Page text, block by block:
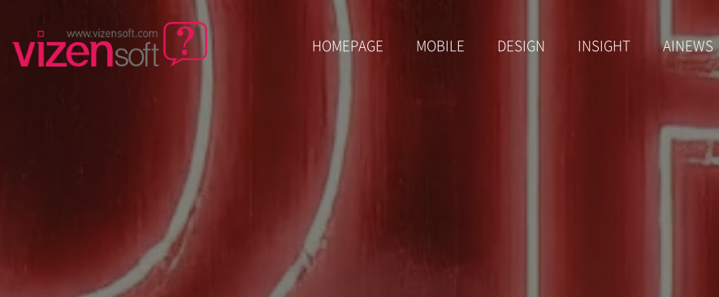
HOMEPAGE MOBILE DESIGN INSIGHT AINEWS